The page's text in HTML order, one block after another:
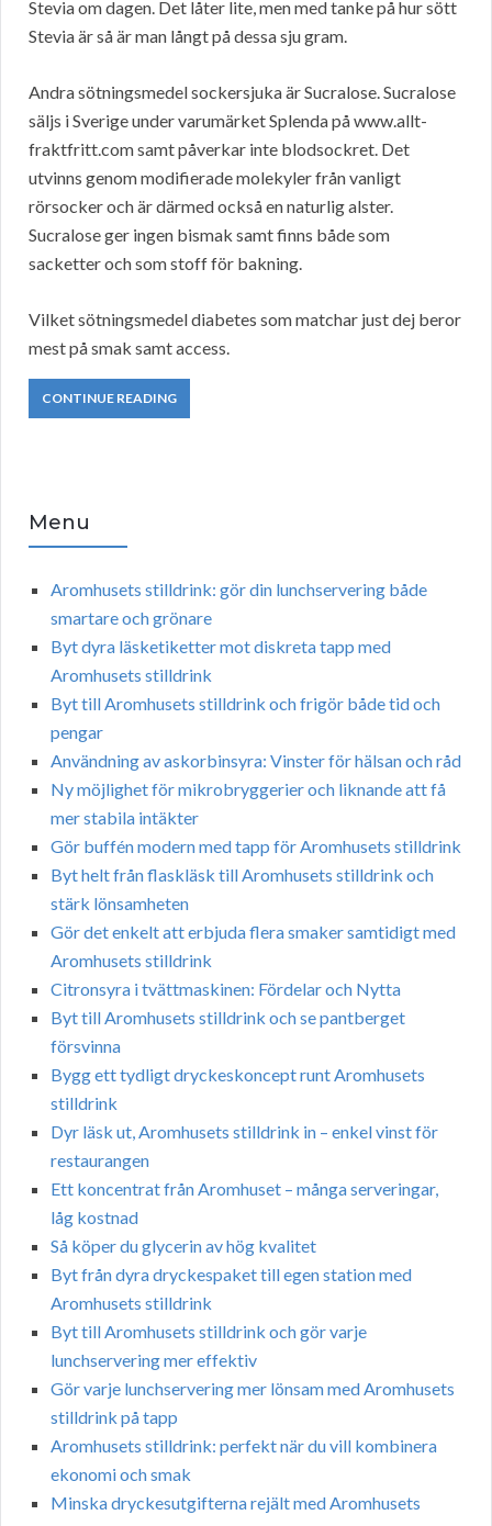
Stevia om dagen. Det låter lite, men med tanke på hur sött
Stevia är så är man långt på dessa sju gram.
Andra sötningsmedel sockersjuka är Sucralose. Sucralose
säljs i Sverige under varumärket Splenda på www.allt-
fraktfritt.com samt påverkar inte blodsockret. Det
utvinns genom modifierade molekyler från vanligt
rörsocker och är därmed också en naturlig alster.
Sucralose ger ingen bismak samt finns både som
sacketter och som stoff för bakning.
Vilket sötningsmedel diabetes som matchar just dej beror
mest på smak samt access.
CONTINUE READING
Menu
Aromhusets stilldrink: gör din lunchservering både
smartare och grönare
Byt dyra läsketiketter mot diskreta tapp med
Aromhusets stilldrink
Byt till Aromhusets stilldrink och frigör både tid och
pengar
Användning av askorbinsyra: Vinster för hälsan och råd
Ny möjlighet för mikrobryggerier och liknande att få
mer stabila intäkter
Gör buffén modern med tapp för Aromhusets stilldrink
Byt helt från flaskläsk till Aromhusets stilldrink och
stärk lönsamheten
Gör det enkelt att erbjuda flera smaker samtidigt med
Aromhusets stilldrink
Citronsyra i tvättmaskinen: Fördelar och Nytta
Byt till Aromhusets stilldrink och se pantberget
försvinna
Bygg ett tydligt dryckeskoncept runt Aromhusets
stilldrink
Dyr läsk ut, Aromhusets stilldrink in – enkel vinst för
restaurangen
Ett koncentrat från Aromhuset – många serveringar,
låg kostnad
Så köper du glycerin av hög kvalitet
Byt från dyra dryckespaket till egen station med
Aromhusets stilldrink
Byt till Aromhusets stilldrink och gör varje
lunchservering mer effektiv
Gör varje lunchservering mer lönsam med Aromhusets
stilldrink på tapp
Aromhusets stilldrink: perfekt när du vill kombinera
ekonomi och smak
Minska dryckesutgifterna rejält med Aromhusets